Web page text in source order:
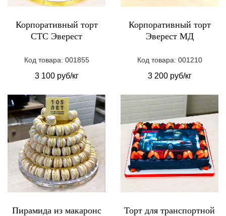
Корпоративный торт
СТС Эверест
Код товара: 001855
3 100 руб/кг
Корпоративный торт
Эверест МД
Код товара: 001210
3 200 руб/кг
Пирамида из макаронс
Торт для транспортной